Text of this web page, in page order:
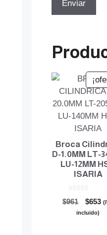
Broca
D-1.0MM LT-
LU-12MM
ISARIA
0
d
$961
El
precio
$653
incluido)